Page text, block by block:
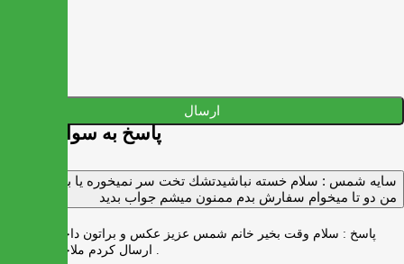
ارسال
پاسخ به سوالات شما
سايه شمس : سلام خسته نباشيدتشك تخت سر نميخوره يا برنميگرده
من دو تا ميخوام سفارش بدم ممنون ميشم جواب بديد
پاسخ : سلام وقت بخیر خانم شمس عزیز عکس و براتون داخل واتس اپ